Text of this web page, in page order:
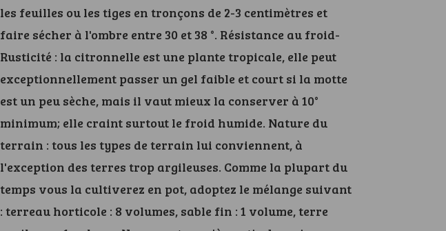
les feuilles ou les tiges en tronçons de 2-3 centimètres et
faire sécher à l'ombre entre 30 et 38 °. Résistance au froid-
Rusticité : la citronnelle est une plante tropicale, elle peut
exceptionnellement passer un gel faible et court si la motte
est un peu sèche, mais il vaut mieux la conserver à 10°
minimum; elle craint surtout le froid humide. Nature du
terrain : tous les types de terrain lui conviennent, à
l'exception des terres trop argileuses. Comme la plupart du
temps vous la cultiverez en pot, adoptez le mélange suivant
: terreau horticole : 8 volumes, sable fin : 1 volume, terre